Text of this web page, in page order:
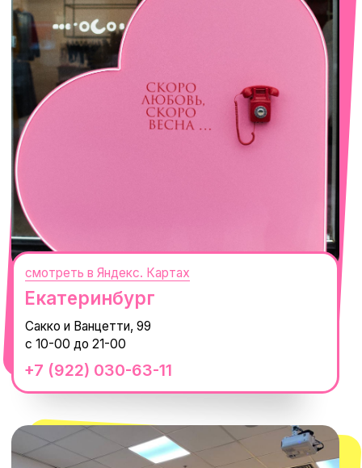
Сочи
Село Эстосадок, ТРЦ Горки Молл,
Горная Карусель, 3
+7 (919) 374-04-04
с 10-00 до 22-00
смотреть в Яндекс. Картах